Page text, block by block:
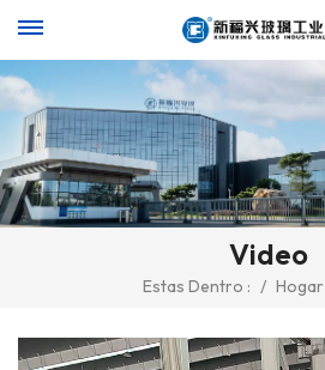
Video
Estas Dentro : / Hogar